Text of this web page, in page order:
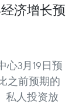
济增长预
心3月19日预
之前预期的
私人投资放